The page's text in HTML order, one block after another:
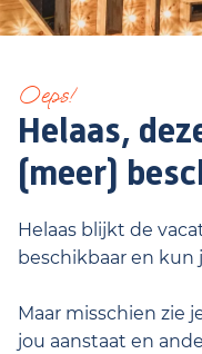
Oeps!
Helaas,
(meer)
Helaas blijkt de
beschikbaar en kun
Maar misschien zie
jou aanstaat en